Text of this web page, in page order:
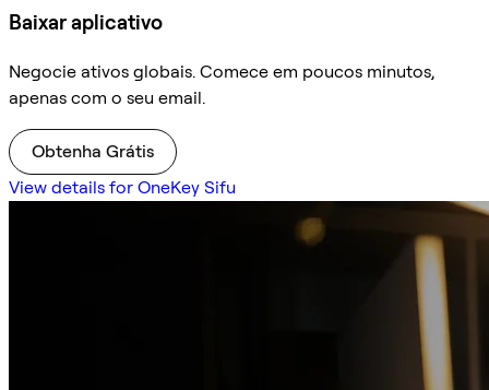
Baixar aplicativo
Negocie ativos globais. Comece em poucos minutos,
apenas com o seu email.
Obtenha Grátis
View details for OneKey Sifu